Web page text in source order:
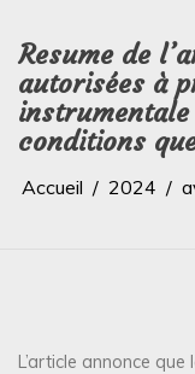
Resume de
autorisées à
instrumentale
conditions
Accueil 2024
L’article annonce